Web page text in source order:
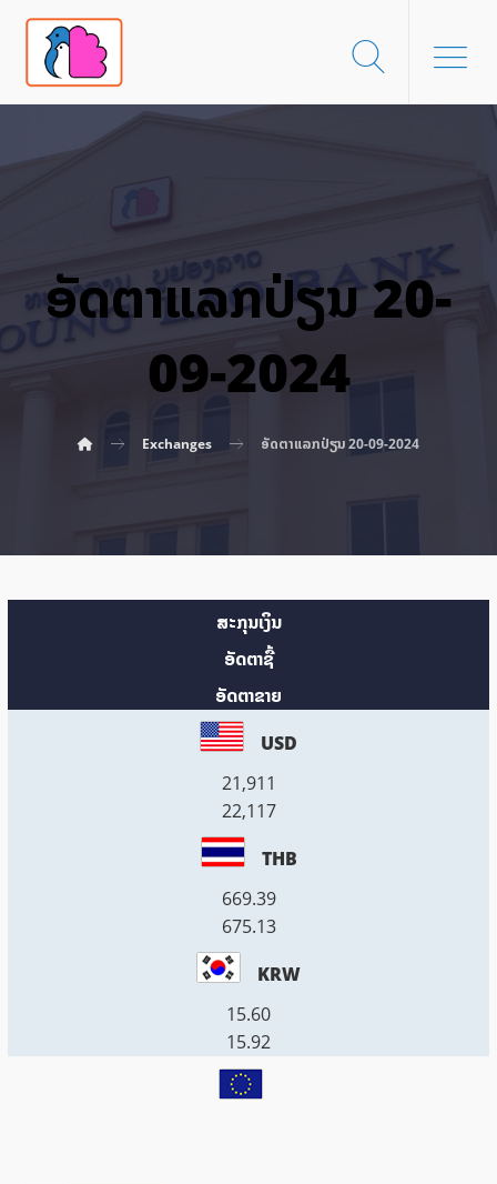
ອັດ​ຕາ​ແລກ​ປ່ຽນ 20-
09-2024
Exchanges ອັດ​ຕາ​ແລກ​ປ່ຽນ 20-09-2024
ສະກຸນເງິນ
ອັດຕາຊື້
ອັດຕາຂາຍ
USD
21,911
22,117
THB
669.39
675.13
KRW
15.60
15.92